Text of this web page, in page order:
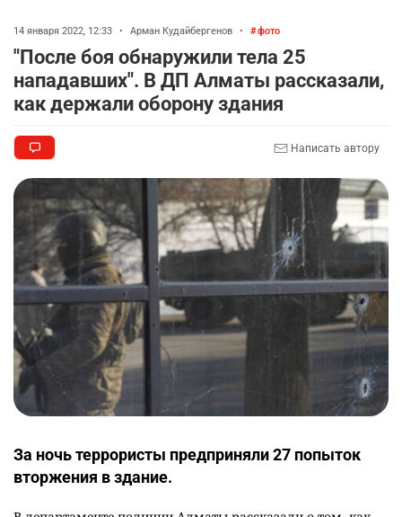
14 января 2022, 12:33 • Арман Кудайбергенов • фото
"После боя обнаружили тела 25
нападавших". В ДП Алматы рассказали,
как держали оборону здания
Написать автору
За ночь террористы предприняли 27 попыток
вторжения в здание.